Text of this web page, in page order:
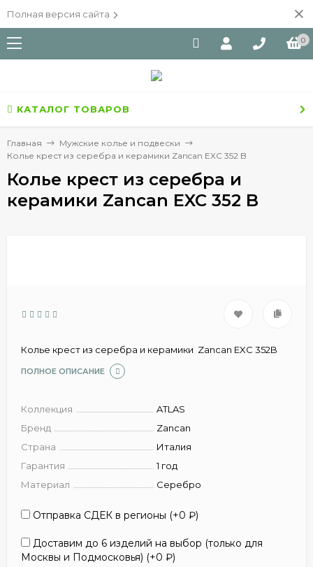
Полная версия сайта
0
КАТАЛОГ ТОВАРОВ
Главная
Мужские колье и подвески
Колье крест из серебра и керамики Zancan EXC 352 B
Колье крест из серебра и
керамики Zancan EXC 352 B
Колье крест из серебра и керамики Zancan EXC 352B
ПОЛНОЕ ОПИСАНИЕ
Коллекция
ATLAS
Бренд
Zancan
Страна
Италия
Гарантия
1 год
Материал
Серебро
Отправка СДЕК в регионы (+0 ₽)
Доставим до 6 изделий на выбор (только для
Москвы и Подмосковья) (+0 ₽)